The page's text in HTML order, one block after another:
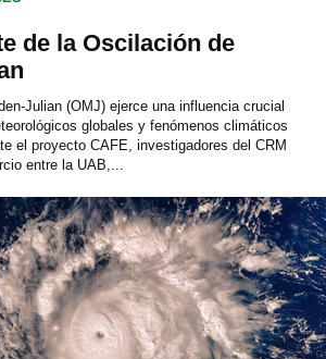
de la Oscilación de
Julian (OMJ) ejerce una influencia crucial
globales y fenómenos climáticos
el proyecto CAFE, investigadores del CRM
entre la UAB,...